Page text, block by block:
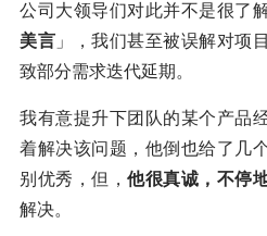
公司大领导们对此并不是很了
美言 」，我们甚至被误解对项
致部分需求迭代延期。
我有意提升下团队的某个产品
着解决该问题，他倒也给了几
别优秀，但， 他很真诚，不停
解决。